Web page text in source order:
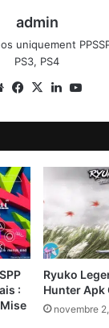
admin
uniquement
PS3, PS4
WebsiteFacebook
X Linkedin
:
Ryuko
Hunter Apk
novembre